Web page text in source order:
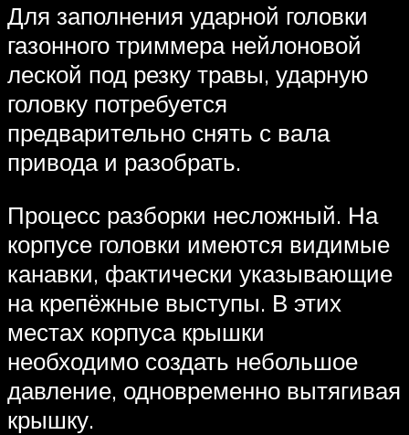
Для заполнения ударной головки
газонного триммера нейлоновой
леской под резку травы, ударную
головку потребуется
предварительно снять с вала
привода и разобрать.
Процесс разборки несложный. На
корпусе головки имеются видимые
канавки, фактически указывающие
на крепёжные выступы. В этих
местах корпуса крышки
необходимо создать небольшое
давление, одновременно вытягивая
крышку.